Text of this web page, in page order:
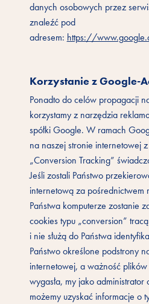
danych osobowych przez
znaleźć pod
adresem: https://
Korzystanie z Google-
Ponadto do celów propagacji
korzystamy z narzędzia
spółki Google. W ramach
na naszej stronie internetowej z
„Conversion Tracking”
Jeśli zostali Państwo
internetową za pośrednictwem
Państwa komputerze zostanie
cookies typu „conversion”
i nie służą do Państwa
Państwo określone podstrony
internetowej, a ważność
wygasła, my jako administrator
możemy uzyskać informacje o